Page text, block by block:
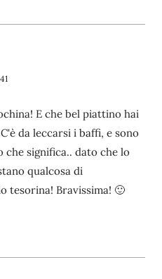
E che bel piattino hai
da leccarsi i baffi, e sono
significa.. dato che lo
qualcosa di
tesorina! Bravissima! 🙂